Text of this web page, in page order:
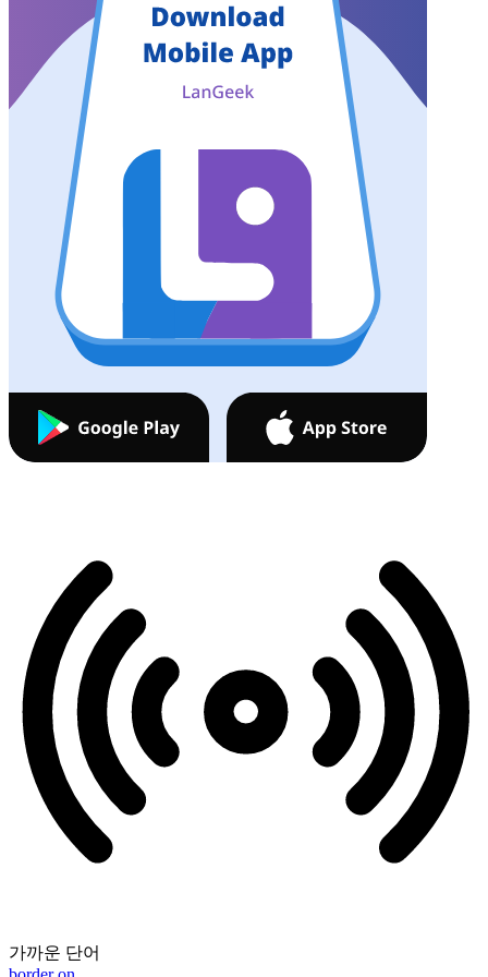
가까운 단어